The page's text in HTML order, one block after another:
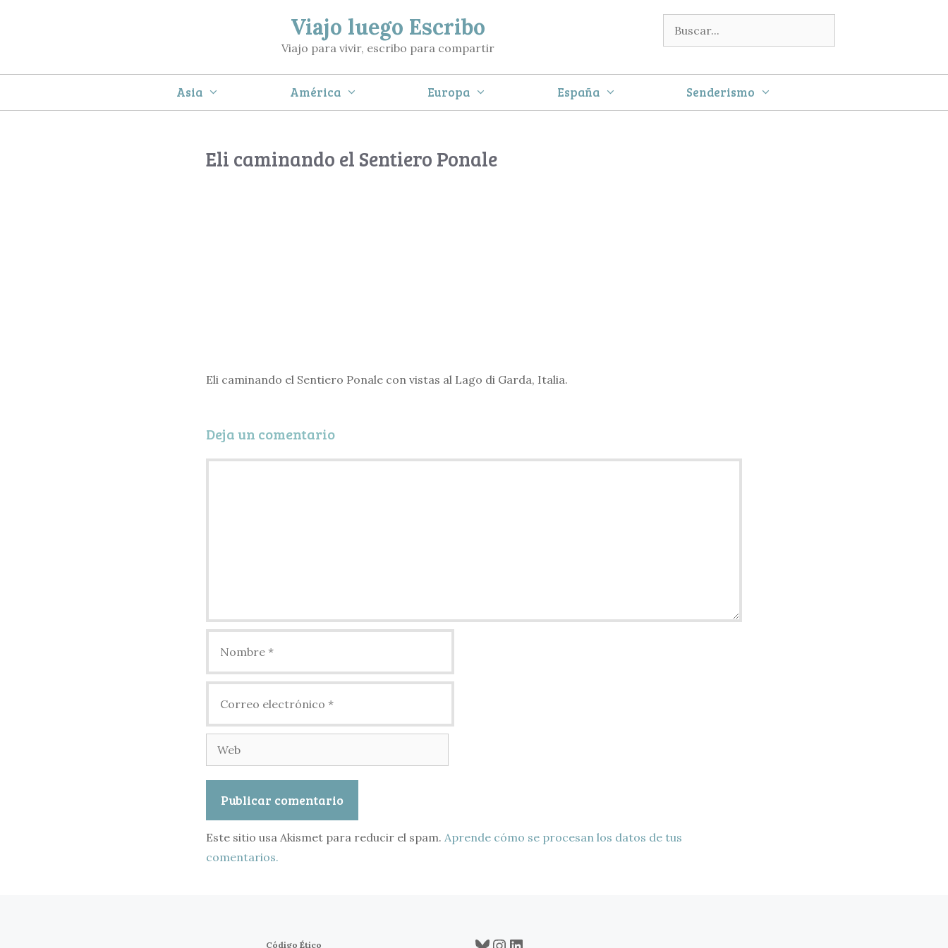
Buscar:
Viajo luego Escribo
Viajo para vivir, escribo para compartir
Asia América Europa España Senderismo
Eli caminando el Sentiero Ponale
Eli caminando el Sentiero Ponale con vistas al Lago di Garda, Italia.
Deja un comentario
electrónico
Web
Este sitio usa Akismet para reducir el spam. Aprende cómo se procesan los datos de tus
comentarios.
Código Ético